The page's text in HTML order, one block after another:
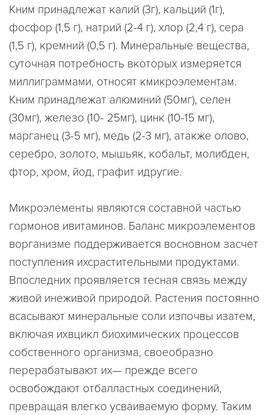
Кним принадлежат калий (3г), кальций (1г),
фосфор (1,5 г), натрий (2-4 г), хлор (2,4 г), сера
(1,5 г), кремний (0,5 г). Минеральные вещества,
суточная потребность вкоторых измеряется
миллиграммами, относят кмикроэлементам.
Кним принадлежат алюминий (50мг), селен
(30мг), железо (10- 25мг), цинк (10-15 мг),
марганец (3-5 мг), медь (2-3 мг), атакже олово,
серебро, золото, мышьяк, кобальт, молибден,
фтор, хром, йод, графит идругие.
Микроэлементы являются составной частью
гормонов ивитаминов. Баланс микроэлементов
ворганизме поддерживается восновном засчет
поступления ихсрастительными продуктами.
Впоследних проявляется тесная связь между
живой инеживой природой. Растения постоянно
всасывают минеральные соли изпочвы изатем,
включая ихвцикл биохимических процессов
собственного организма, своеобразно
перерабатывают их— прежде всего
освобождают отбалластных соединений,
превращая влегко усваиваемую форму. Таким